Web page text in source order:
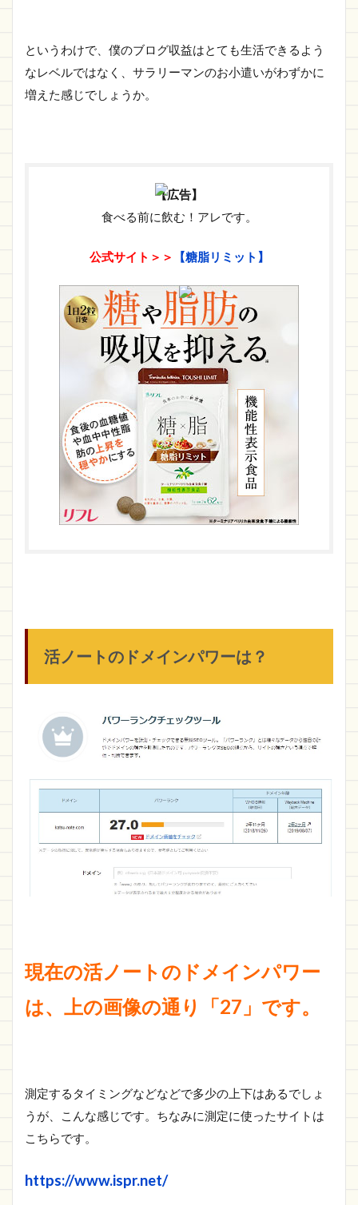
というわけで、僕のブログ収益はとても生活できるよう
なレベルではなく、サラリーマンのお小遣いがわずかに
増えた感じでしょうか。
【広告】
食べる前に飲む！アレです。
公式サイト＞＞ 【糖脂リミット】
活ノートのドメインパワーは？
現在の活ノートのドメインパワー
は、上の画像の通り「27」です。
測定するタイミングなどなどで多少の上下はあるでしょ
うが、こんな感じです。ちなみに測定に使ったサイトは
こちらです。
https://www.ispr.net/